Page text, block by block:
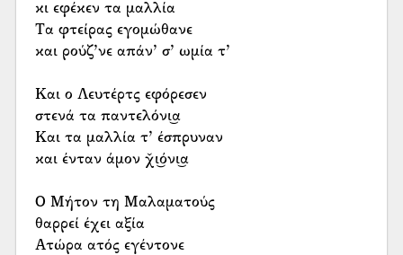
κι εφέκεν τα μαλλία
Τα φτείρας εγομώθανε
και ρούζ’νε απάν’ σ’ ωμία τ’
Και ο Λευτέρτς εφόρεσεν
στενά τα παντελόνι͜α
Και τα μαλλία τ’ έσπρυναν
και ένταν άμον χ̌ι͜όνι͜α
Ο Μήτον τη Μαλαματούς
θαρρεί έχει αξία
Ατώρα ατός εγέντονε